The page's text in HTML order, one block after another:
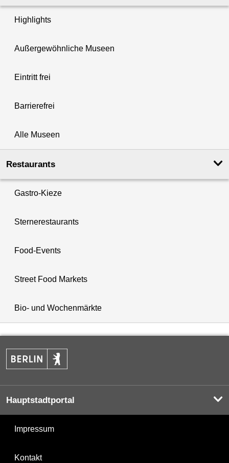
Highlights
Außergewöhnliche Museen
Eintritt frei
Barrierefrei
Alle Museen
Restaurants
Gastro-Kieze
Sternerestaurants
Food-Events
Street Food Markets
Bio- und Wochenmärkte
Hauptstadtportal
Impressum
Kontakt